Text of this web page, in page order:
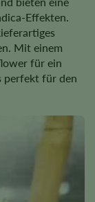
Effekten.
Mit einem
für ein
perfekt für den